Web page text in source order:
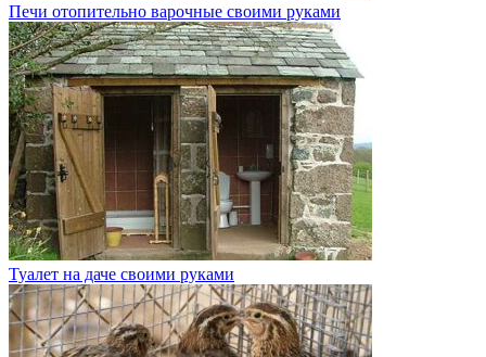
Печи отопительно варочные своими руками
Туалет на даче своими руками